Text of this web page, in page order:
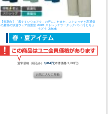
【春夏向】「着やすいウェアを」の声にこたえた、ストレッチと高通気
の夏場の快適ウェア自重堂 45901 ストレッチツータックパンツ│じちょ
うどう Jichodo
通常価格（税込み） 3,014円(本体価格:2,740円)